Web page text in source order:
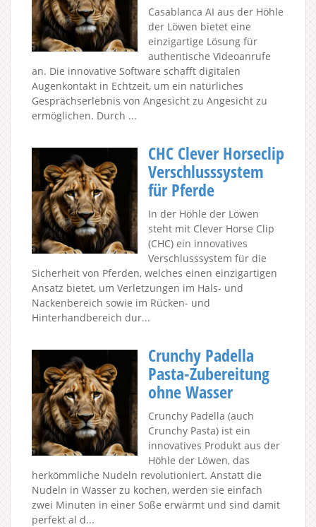
Casablanca AI aus der Höhle
der Löwen bietet eine
einzigartige Lösung für
authentische Videoanrufe
an. Die innovative Software schafft digitalen
Augenkontakt in Echtzeit, um ein natürliches
Gesprächserlebnis von Angesicht zu Angesicht zu
ermöglichen. Durch ...
CHC Clever Horseclip
Verschlusssystem
für Pferde
In der Höhle der Löwen
steht mit Clever Horse Clip
(CHC) ein innovatives
Verschlusssystem für die
Sicherheit von Pferden, welches einen einzigartigen
Ansatz bietet, um Verletzungen im Hals- und
Nackenbereich sowie im Rücken- und
Hinterhandbereich dur...
Crunchy Padella
Pasta-Zubereitung
ohne Wasser
Crunchy Padella (auch
Crunchy Pasta) ist ein
innovatives Produkt aus der
Höhle der Löwen, das
herkömmliche Nudeln revolutioniert. Anstatt die
Nudeln in Wasser zu kochen, werden sie einfach
zwei Minuten in einer Soße erwärmt und sind damit
perfekt al d...